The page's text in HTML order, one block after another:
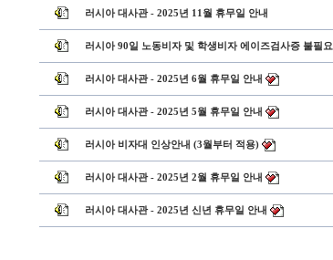
러시아 대사관 - 2025년 11월 휴무일 안내
러시아 90일 노동비자 및 학생비자 에이즈검사증 불필요
러시아 대사관 - 2025년 6월 휴무일 안내
러시아 대사관 - 2025년 5월 휴무일 안내
러시아 비자대 인상안내 (3월부터 적용)
러시아 대사관 - 2025년 2월 휴무일 안내
러시아 대사관 - 2025년 신년 휴무일 안내